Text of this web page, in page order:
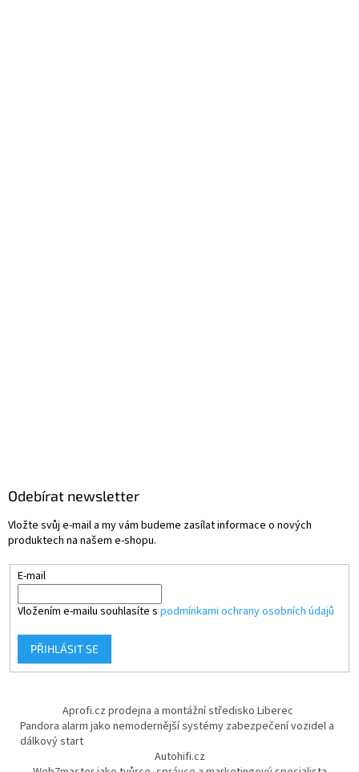
Odebírat newsletter
Vložte svůj e-mail a my vám budeme zasílat informace o nových
produktech na našem e-shopu.
E-mail
Vložením e-mailu souhlasíte s podmínkami ochrany osobních údajů
PŘIHLÁSIT SE
Aprofi.cz prodejna a montážní středisko Liberec
Pandora alarm jako nemodernější systémy zabezpečení vozidel a
dálkový start
Autohifi.cz